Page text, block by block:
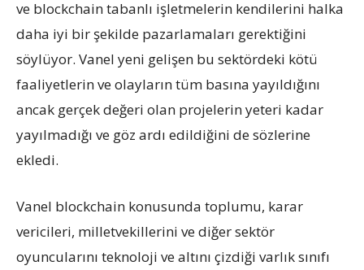
ve blockchain tabanlı işletmelerin kendilerini halka
daha iyi bir şekilde pazarlamaları gerektiğini
söylüyor. Vanel yeni gelişen bu sektördeki kötü
faaliyetlerin ve olayların tüm basına yayıldığını
ancak gerçek değeri olan projelerin yeteri kadar
yayılmadığı ve göz ardı edildiğini de sözlerine
ekledi.
Vanel blockchain konusunda toplumu, karar
vericileri, milletvekillerini ve diğer sektör
oyuncularını teknoloji ve altını çizdiği varlık sınıfı